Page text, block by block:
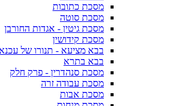
מסכת כתובות
מסכת סוטה
מסכת גיטין - אגדות החורבן
מסכת קידושין
בבא מציעא - תנורו של
בבא בתרא
מסכת סנהדרין - פרק חלק
מסכת עבודה זרה
מסכת אבות